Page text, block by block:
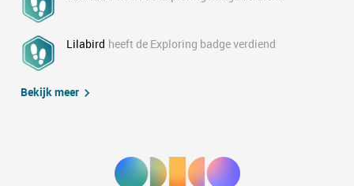
Lilabird heeft de Exploring badge verdiend
Bekijk meer